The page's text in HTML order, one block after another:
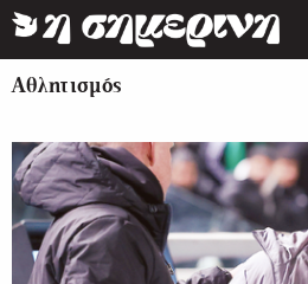
Αθλητισμός